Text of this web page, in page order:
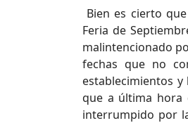
Bien es cierto
Feria de
malintencionado
fechas que no
establecimientos
que a última hora
interrumpido por